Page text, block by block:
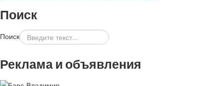
Поиск
Поиск
Реклама и объявления